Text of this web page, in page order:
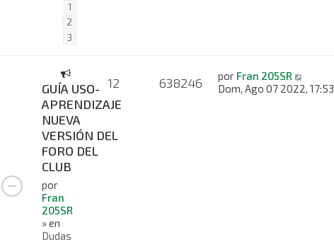
1
2
3
GUÍA USO-
APRENDIZAJE
NUEVA
VERSIÓN DEL
FORO DEL
CLUB
por
Fran
205SR
» en
Dudas
12 638246 por Fran 205SR
Dom, Ago 07 2022, 17:53